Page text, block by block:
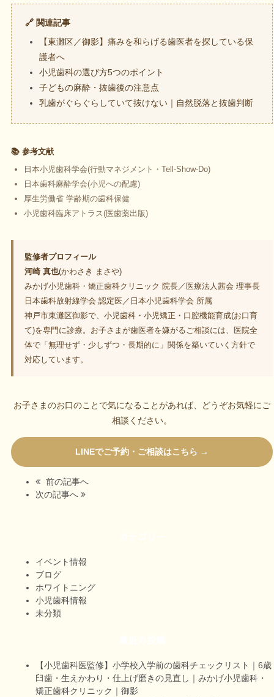
🔗 関連記事
【東灘区／御影】痛みを和らげる歯医者を探している保
護者へ
小児歯科の選び方5つのポイント
子どもの麻酔・抜歯後の注意点
乳歯がぐらぐらしていて抜けない｜自然脱落と抜歯判断
📚 参考文献
日本小児歯科学会(行動マネジメント・Tell-Show-Do)
日本歯科麻酔学会(小児への配慮)
厚生労働省 学齢期の歯科保健
小児歯科臨床アトラス(医歯薬出版)
監修者プロフィール
河崎 真也(かわさき まさや)
みかげ小児歯科・矯正歯科クリニック 院長／医療法人茜会 理事長
日本歯科放射線学会 認定医／日本小児歯科学会 所属
神戸市東灘区御影で、小児歯科・小児矯正・口腔機能育成(お口育
て)を専門に診療。お子さまが歯医者を嫌がるご相談には、医院全
体で「無理せず・少しずつ・長期的に」関係を築いていく方針で
対応しています。
お子さまのお口のことで気になることがあれば、どうぞお気軽にご
相談ください。
LINEでご予約・ご相談はこちら →
前の記事へ
次の記事へ
イベント情報
ブログ
ホワイトニング
小児歯科情報
未分類
【小児歯科医監修】小学校入学前の歯科チェックリスト｜6歳
臼歯・生えかわり・仕上げ磨きの見直し｜みかげ小児歯科・
矯正歯科クリニック｜御影